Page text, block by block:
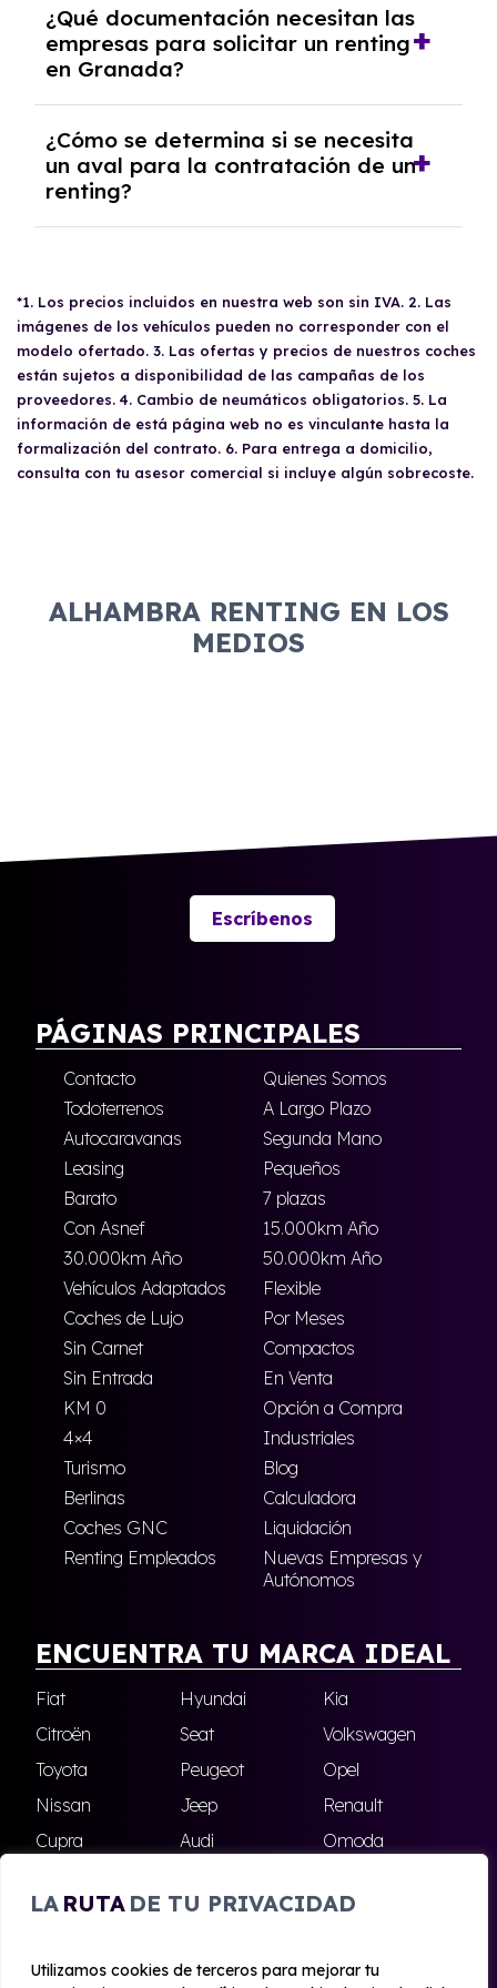
LA RUTA DE TU PRIVACIDAD
Utilizamos cookies de terceros para mejorar tu
de riesgos podría solicitar una cuota
adicional tras un estudio de viabilidad
económica.
Generalmente, el contrato derenting está
diseñado para el uso temporal del vehículo, y
no para su compra. Al finalizar el contrato,
pero no está contemplada la compra
anticipada del vehículo.
¿Qué documentación necesitan las
empresas para solicitar un renting
en Granada?
Para solicitar unrentingen Granada, las
empresas necesitan presentar: el CIF de la
empresa, el DNI del apoderado, el balance de
curso, y un recibo bancario donde conste el
IBAN y el titular. Además, deben contar con al
menos un año de antigüedad o disponer de
un aval solvente.
¿Cómo se determina si se necesita
un aval para la contratación de un
renting?
estudio de viabilidad económica. Factores
como la antigüedad de la empresa o
actividad, la solvencia económica y la
ausencia en listados de morosidad son
evaluados por el departamento de riesgos del
proveedor. Dependiendo del resultado, se
podría requerir un aval para garantizar el
*1. Los precios incluidos en nuestra web son sin IVA. 2. Las
imágenes de los vehículos pueden no corresponder con el
modelo ofertado. 3. Las ofertas y precios de nuestros coches
están sujetos a disponibilidad de las campañas de los
proveedores. 4. Cambio de neumáticos obligatorios. 5. La
información de está página web no es vinculante hasta la
formalización del contrato. 6. Para entrega a domicilio,
consulta con tu asesor comercial si incluye algún sobrecoste.
ALHAMBRA RENTING EN LOS
MEDIOS
Escríbenos
PÁGINAS PRINCIPALES
Contacto
Quienes Somos
Todoterrenos
A Largo Plazo
Autocaravanas
Segunda Mano
Leasing
Pequeños
Barato
7 plazas
Con Asnef
15.000km Año
30.000km Año
50.000km Año
Vehículos Adaptados
Flexible
Coches de Lujo
Por Meses
Sin Carnet
Compactos
Sin Entrada
En Venta
KM 0
Opción a Compra
4×4
Industriales
Turismo
Blog
Berlinas
Calculadora
Coches GNC
Liquidación
Renting Empleados
Nuevas Empresas y
Autónomos
ENCUENTRA TU MARCA IDEAL
Fiat Hyundai
Kia
Citroën
Seat
Volkswagen
Toyota
Peugeot
Opel
Nissan
Jeep
Renault
Cupra
Audi
Omoda
Skoda
Ford Todas las marcas